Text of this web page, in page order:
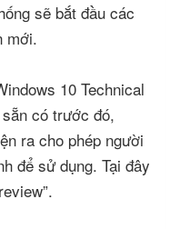
sẽ bắt đầu các
mới.
10 Technical
có trước đó,
ra cho phép người
để sử dụng. Tại đây